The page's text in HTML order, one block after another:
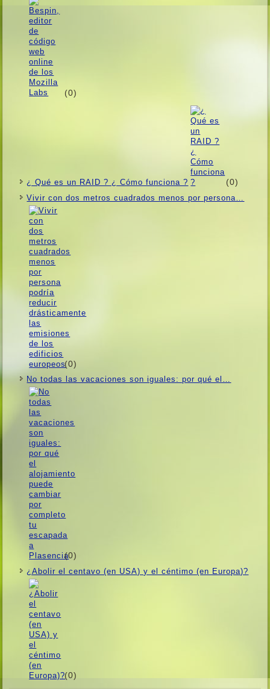
(0)
¿ Qué es un RAID ? ¿ Cómo funciona ? (0)
Vivir con dos metros cuadrados menos por persona…
(0)
No todas las vacaciones son iguales: por qué el…
(0)
¿Abolir el centavo (en USA) y el céntimo (en Europa)?
(0)